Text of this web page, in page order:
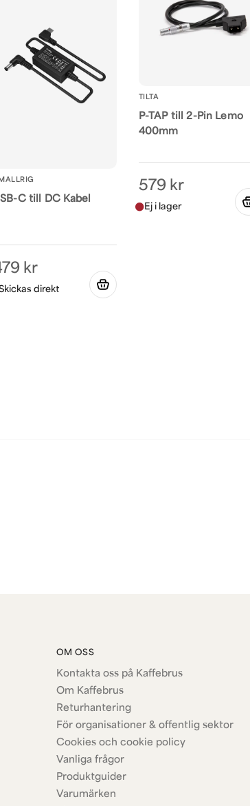
C till DC Kabel
kr
TILTA
P-TAP till 2-Pin Lemo
400mm
579 kr
OM OSS
Kontakta oss på Kaffebrus
Om Kaffebrus
Returhantering
För organisationer & offentlig sektor
Cookies och cookie policy
Vanliga frågor
Produktguider
Varumärken